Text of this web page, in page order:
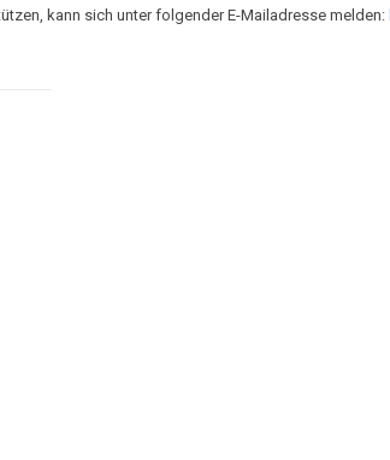
kann sich unter folgender E-Mailadresse melden: